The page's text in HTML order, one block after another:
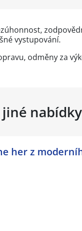
vystupování.
odměny za
her z